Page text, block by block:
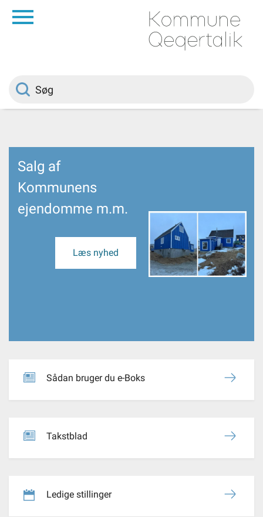
Borger
Om kommunen
Vedtægter
Salg af
Kommunens
ejendomme m.m.
Læs nyhed
Sådan bruger du e-Boks
Takstblad
Ledige stillinger